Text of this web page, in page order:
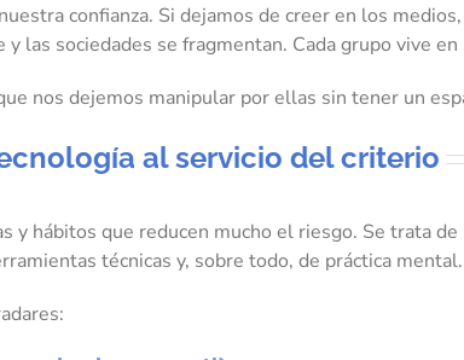
confianza. Si dejamos de creer en los
las sociedades se fragmentan. Cada grupo vive
nos dejemos manipular por ellas sin tener un
al servicio del criterio
y hábitos que reducen mucho el riesgo. Se trata
técnicas y, sobre todo, de práctica mental.